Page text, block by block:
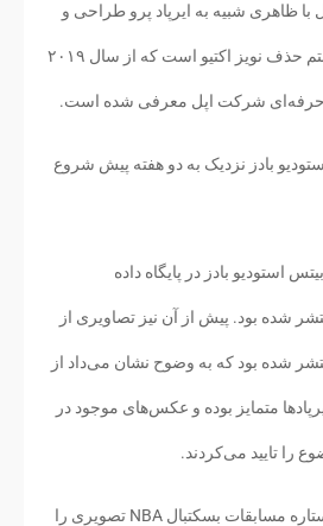
ظاهری شبیه به ایرپاد پرو طراحی و
تولید شده و مجهز به سیستم حذف نویز اکتیو است که از سال ۲۰۱۹
حرفه‌ای شرکت اپل معرفی شده است.
بادز نزدیک به دو هفته پیش شروع
استودیو بادز در پایگاه داده
شده بود. پیش از آن نیز تصاویری از
شده بود که به وضوح نشان می‌داد از
متمایز بوده و عکس‌های موجود در
را تایید می‌کردند.
علاوه بر این لبرون جیمز ستاره مسابقات بسکتبال NBA تصویری را